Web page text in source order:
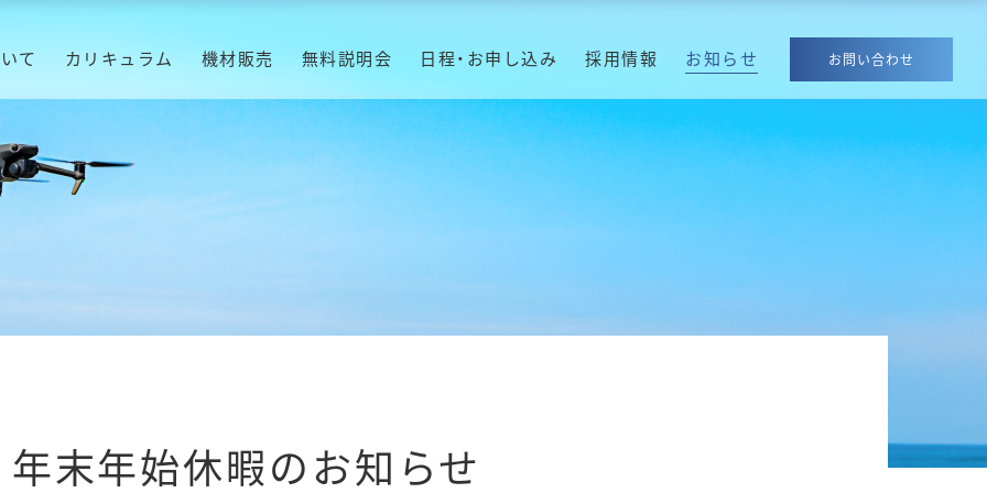
て カリキュラム 機材販売 無料説明会 日程・お申し込み 採用情報 お知らせ お問い合わせ
年末年始休暇のお知らせ